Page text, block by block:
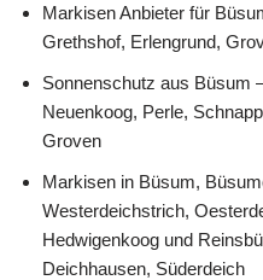
Markisen Anbieter für
Grethshof, Erlengrund,
Sonnenschutz aus Büsum
Neuenkoog, Perle,
Groven
Markisen in Büsum,
Westerdeichstrich,
Hedwigenkoog und
Deichhausen, Süderdeich